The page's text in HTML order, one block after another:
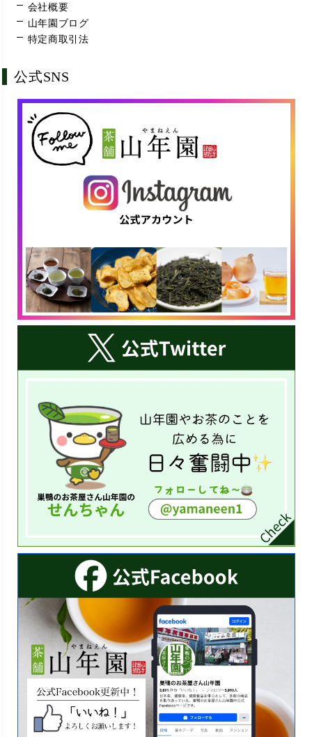
会社概要
山年園ブログ
特定商取引法
公式SNS